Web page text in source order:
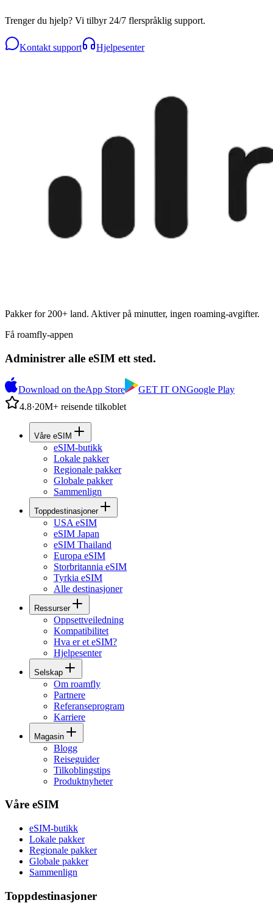
Trenger du hjelp? Vi tilbyr 24/7 flerspråklig support.
Kontakt support Hjelpesenter
Pakker for 200+ land. Aktiver på minutter, ingen roaming-avgifter.
Få roamfly-appen
Administrer alle eSIM ett sted.
Download on theApp Store GET IT ONGoogle Play
4.8·20M+ reisende tilkoblet
Våre eSIM
eSIM-butikk
Lokale pakker
Regionale pakker
Globale pakker
Sammenlign
Toppdestinasjoner
USA eSIM
eSIM Japan
eSIM Thailand
Europa eSIM
Storbritannia eSIM
Tyrkia eSIM
Alle destinasjoner
Ressurser
Oppsettveiledning
Kompatibilitet
Hva er et eSIM?
Hjelpesenter
Selskap
Om roamfly
Partnere
Referanseprogram
Karriere
Magasin
Blogg
Reiseguider
Tilkoblingstips
Produktnyheter
Våre eSIM
eSIM-butikk
Lokale pakker
Regionale pakker
Globale pakker
Sammenlign
Toppdestinasjoner